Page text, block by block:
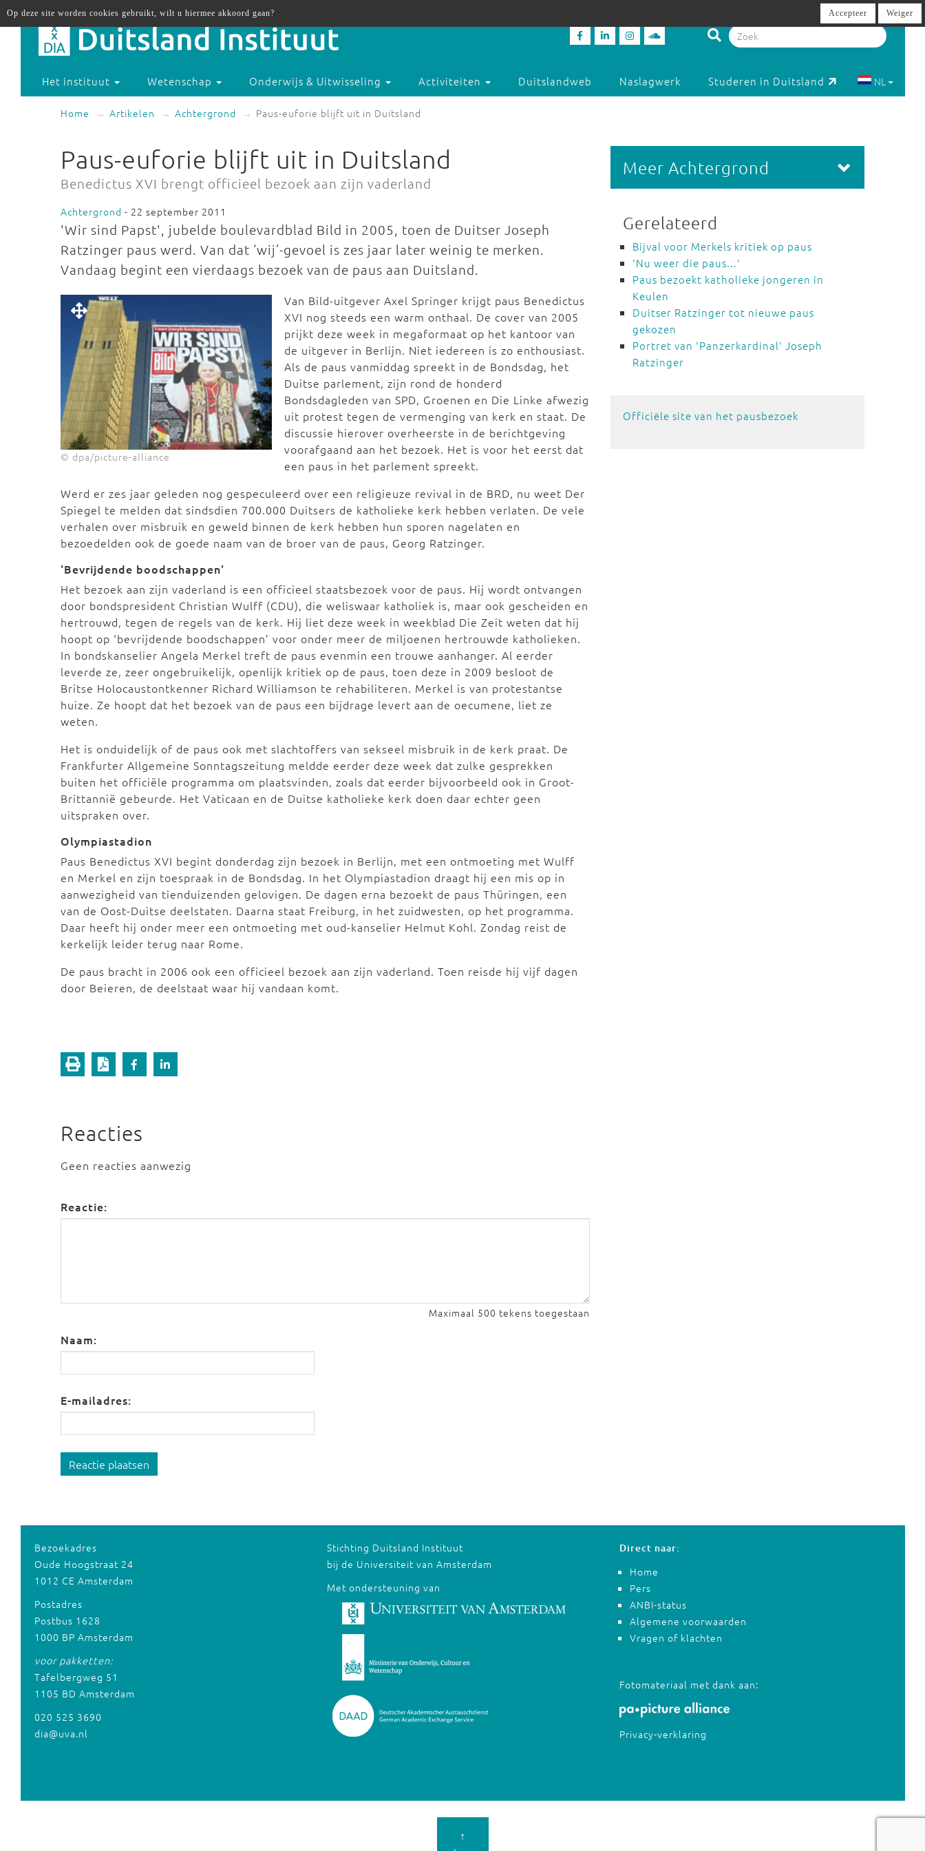
Het instituut Wetenschap Onderwijs & Uitwisseling Activiteiten Duitslandweb Naslagwerk Studeren in Duitsland NL
Home Artikelen Achtergrond Paus-euforie blijft uit in Duitsland
Paus-euforie blijft uit in Duitsland
Benedictus XVI brengt officieel bezoek aan zijn vaderland
Achtergrond - 22 september 2011
'Wir sind Papst', jubelde boulevardblad Bild in 2005, toen de Duitser Joseph
Ratzinger paus werd. Van dat ‘wij’-gevoel is zes jaar later weinig te merken.
Vandaag begint een vierdaags bezoek van de paus aan Duitsland.
© dpa/picture-alliance
Van Bild-uitgever Axel Springer krijgt paus Benedictus
XVI nog steeds een warm onthaal. De cover van 2005
prijkt deze week in megaformaat op het kantoor van
de uitgever in Berlijn. Niet iedereen is zo enthousiast.
Als de paus vanmiddag spreekt in de Bondsdag, het
Duitse parlement, zijn rond de honderd
Bondsdagleden van SPD, Groenen en Die Linke afwezig
uit protest tegen de vermenging van kerk en staat. De
discussie hierover overheerste in de berichtgeving
voorafgaand aan het bezoek. Het is voor het eerst dat
een paus in het parlement spreekt.
Werd er zes jaar geleden nog gespeculeerd over een religieuze revival in de BRD, nu weet Der
Spiegel te melden dat sindsdien 700.000 Duitsers de katholieke kerk hebben verlaten. De vele
verhalen over misbruik en geweld binnen de kerk hebben hun sporen nagelaten en
bezoedelden ook de goede naam van de broer van de paus, Georg Ratzinger.
'Bevrijdende boodschappen'
Het bezoek aan zijn vaderland is een officieel staatsbezoek voor de paus. Hij wordt ontvangen
door bondspresident Christian Wulff (CDU), die weliswaar katholiek is, maar ook gescheiden en
hertrouwd, tegen de regels van de kerk. Hij liet deze week in weekblad Die Zeit weten dat hij
hoopt op ‘bevrijdende boodschappen’ voor onder meer de miljoenen hertrouwde katholieken.
In bondskanselier Angela Merkel treft de paus evenmin een trouwe aanhanger. Al eerder
leverde ze, zeer ongebruikelijk, openlijk kritiek op de paus, toen deze in 2009 besloot de
Britse Holocaustontkenner Richard Williamson te rehabiliteren. Merkel is van protestantse
huize. Ze hoopt dat het bezoek van de paus een bijdrage levert aan de oecumene, liet ze
weten.
Het is onduidelijk of de paus ook met slachtoffers van sekseel misbruik in de kerk praat. De
Frankfurter Allgemeine Sonntagszeitung meldde eerder deze week dat zulke gesprekken
buiten het officiële programma om plaatsvinden, zoals dat eerder bijvoorbeeld ook in Groot-
Brittannië gebeurde. Het Vaticaan en de Duitse katholieke kerk doen daar echter geen
uitspraken over.
Olympiastadion
Paus Benedictus XVI begint donderdag zijn bezoek in Berlijn, met een ontmoeting met Wulff
en Merkel en zijn toespraak in de Bondsdag. In het Olympiastadion draagt hij een mis op in
aanwezigheid van tienduizenden gelovigen. De dagen erna bezoekt de paus Thüringen, een
van de Oost-Duitse deelstaten. Daarna staat Freiburg, in het zuidwesten, op het programma.
Daar heeft hij onder meer een ontmoeting met oud-kanselier Helmut Kohl. Zondag reist de
kerkelijk leider terug naar Rome.
De paus bracht in 2006 ook een officieel bezoek aan zijn vaderland. Toen reisde hij vijf dagen
door Beieren, de deelstaat waar hij vandaan komt.
Reacties
Geen reacties aanwezig
Reactie:
Maximaal 500 tekens toegestaan
Naam:
E-mailadres:
Reactie plaatsen
Meer Achtergrond
Gerelateerd
Bijval voor Merkels kritiek op paus
'Nu weer die paus...'
Paus bezoekt katholieke jongeren in
Keulen
Duitser Ratzinger tot nieuwe paus
gekozen
Portret van 'Panzerkardinal' Joseph
Ratzinger
Officiële site van het pausbezoek
Bezoekadres
Oude Hoogstraat 24
1012 CE Amsterdam
Postadres
Postbus 1628
1000 BP Amsterdam
voor pakketten:
Tafelbergweg 51
1105 BD Amsterdam
020 525 3690
dia@uva.nl
Stichting Duitsland Instituut
bij de Universiteit van Amsterdam
Met ondersteuning van
Direct naar:
Home
Pers
ANBI-status
Algemene voorwaarden
Vragen of klachten
Fotomateriaal met dank aan:
Privacy-verklaring
↑
Op deze site worden cookies gebruikt, wilt u hiermee akkoord gaan? Accepteer Weiger